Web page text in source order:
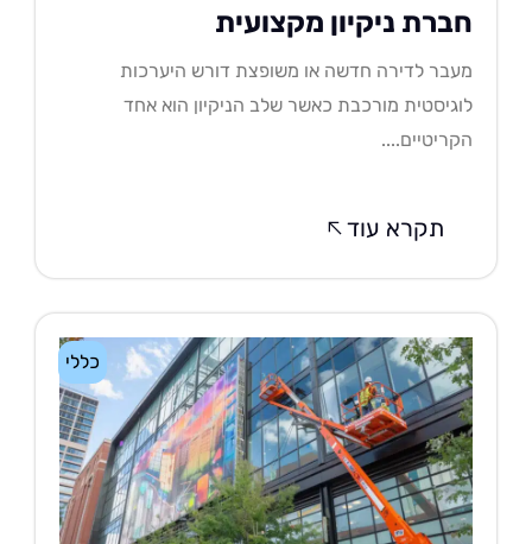
ניקיון מקצועית
לדירה חדשה או משופצת דורש היערכות
מורכבת כאשר שלב הניקיון הוא אחד
תקרא עוד
כללי